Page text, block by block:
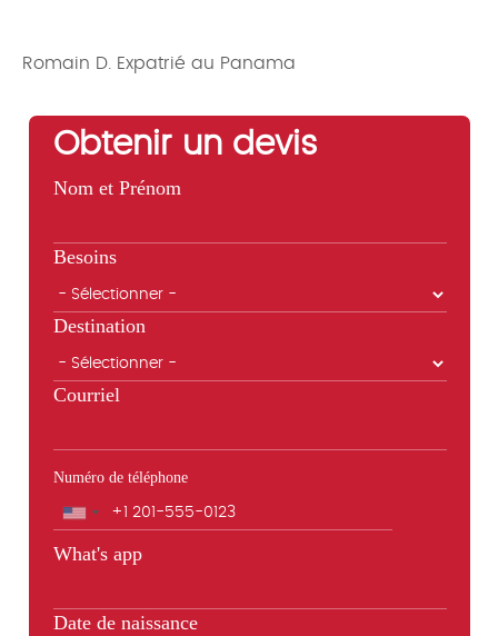
Romain D. Expatrié au Panama
Obtenir un devis
Nom et Prénom
Besoins
Destination
Courriel
Numéro de téléphone
Téléphone
What's app
Date de naissance